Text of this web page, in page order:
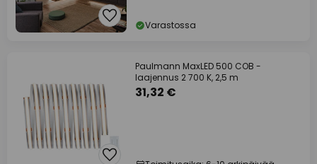
Varastossa
Paulmann MaxLED 500 COB -
laajennus 2 700 K, 2,5 m
31,32 €